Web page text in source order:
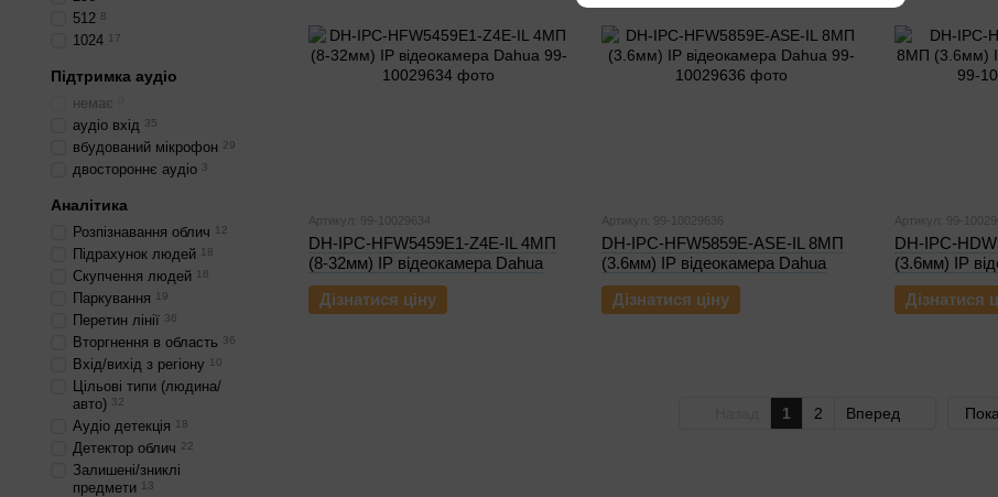
Артикул: 99-10029634
DH-IPC-HFW5459E1-Z4E-IL 4МП
(8-32мм) IP відеокамера Dahua
Дізнатися ціну
Артикул: 99-10029636
DH-IPC-HFW5859E-ASE-IL 8МП
(3.6мм) IP відеокамера Dahua
Дізнатися ціну
Артикул: 99-
DH-IPC-
(3.6мм) IP
Дізнатися
1 2 Вперед
512 8
1024 17
Підтримка аудіо
немає
аудіо вхід 35
вбудований мікрофон 29
двостороннє аудіо 3
Аналітика
Розпізнавання облич 12
Підрахунок людей 18
Скупчення людей 18
Паркування 19
Перетин лінії 36
Вторгнення в область 36
Вхід/вихід з регіону 10
Цільові типи (людина/
авто) 32
Аудіо детекція 18
Детектор облич 22
Залишені/зниклі
предмети 13